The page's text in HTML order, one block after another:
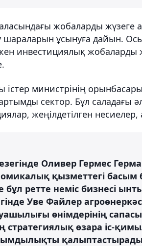
жобаларды жүзеге
шараларын ұсынуға дайын.
инвестициялық жобаларды
істер министрінің
сектор. Бұл саладағы
жеңілдетілген
Оливер Гермес
қызметтегі басым
бұл ретте неміс бизнесі
Уве Файлер
өнімдерінің
стратегиялық өзара іс-